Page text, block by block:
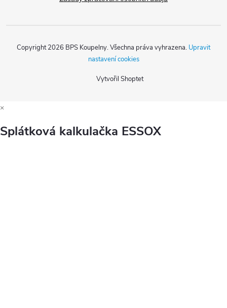
Vytvořil Shoptet
Copyright 2026 BPS Koupelny. Všechna práva vyhrazena. Upravit
nastavení cookies
×
Splátková kalkulačka ESSOX